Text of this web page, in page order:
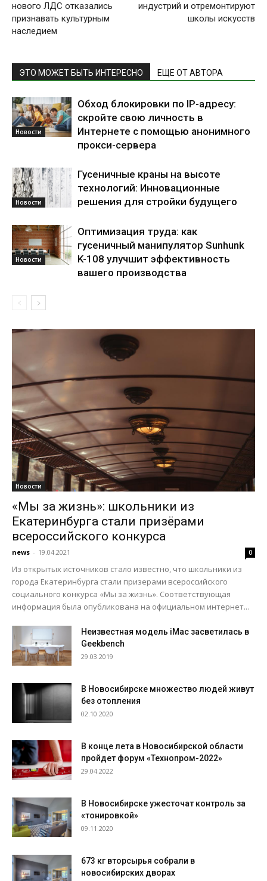
нового ЛДС отказались
признавать культурным
наследием
индустрий и отремонтируют
школы искусств
ЭТО МОЖЕТ БЫТЬ ИНТЕРЕСНО ЕЩЕ ОТ АВТОРА
Новости
Обход блокировки по IP-адресу:
скройте свою личность в
Интернете с помощью анонимного
прокси-сервера
Новости
Гусеничные краны на высоте
технологий: Инновационные
решения для стройки будущего
Новости
Оптимизация труда: как
гусеничный манипулятор Sunhunk
K-108 улучшит эффективность
вашего производства
Новости
«Мы за жизнь»: школьники из
Екатеринбурга стали призёрами
всероссийского конкурса
news - 19.04.2021 0
Из открытых источников стало известно, что школьники из
города Екатеринбурга стали призерами всероссийского
социального конкурса «Мы за жизнь». Соответствующая
информация была опубликована на официальном интернет...
Неизвестная модель iMac засветилась в
Geekbench
29.03.2019
В Новосибирске множество людей живут
без отопления
02.10.2020
В конце лета в Новосибирской области
пройдет форум «Технопром-2022»
29.04.2022
В Новосибирске ужесточат контроль за
«тонировкой»
09.11.2020
673 кг вторсырья собрали в
новосибирских дворах